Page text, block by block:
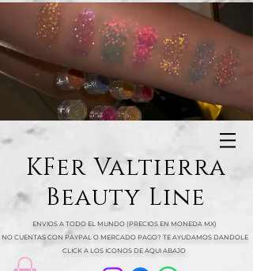
KFer Valtierra
Beauty Line
ENVIOS A TODO EL MUNDO (PRECIOS EN MONEDA MX)
NO CUENTAS CON PAYPAL O MERCADO PAGO? TE AYUDAMOS DANDOLE
CLICK A LOS ICONOS DE AQUI ABAJO